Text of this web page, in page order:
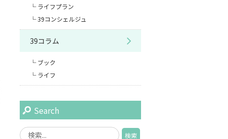
ライフプラン
39コンシェルジュ
39コラム
ブック
ライフ
Search